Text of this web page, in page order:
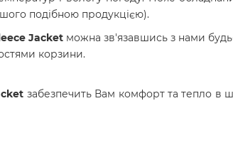
подібною продукцією).
Jacket можна зв'язавшись з нами
корзини.
забезпечить Вам комфорт та тепло в